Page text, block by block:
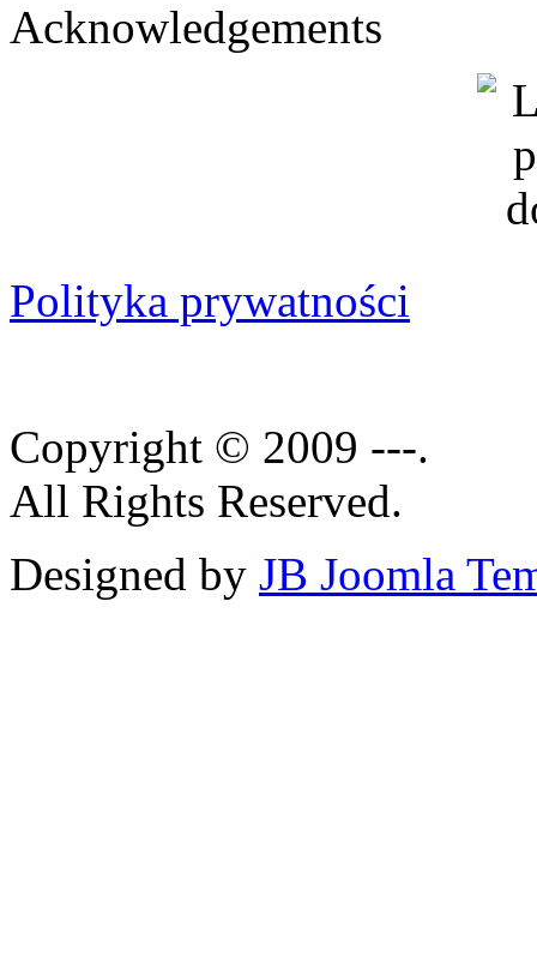
Acknowledgements
Polityka prywatności
Copyright © 2009 ---.
All Rights Reserved.
Designed by JB Joomla